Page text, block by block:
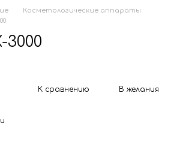
Косметологические аппараты
К сравнению В желания